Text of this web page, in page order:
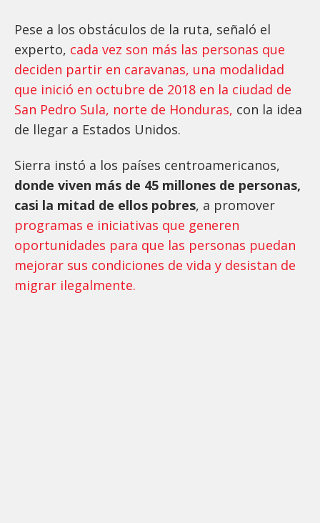
Pese a los obstáculos de la ruta, señaló el
experto, cada vez son más las personas que
deciden partir en caravanas, una modalidad
que inició en octubre de 2018 en la ciudad de
San Pedro Sula, norte de Honduras, con la idea
de llegar a Estados Unidos.
Sierra instó a los países centroamericanos,
donde viven más de 45 millones de personas,
casi la mitad de ellos pobres, a promover
programas e iniciativas que generen
oportunidades para que las personas puedan
mejorar sus condiciones de vida y desistan de
migrar ilegalmente.